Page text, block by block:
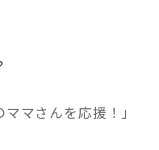
み替え相談
マさんを応援！」